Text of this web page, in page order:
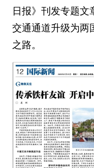
日报》刊发专题文
交通通道升级为两
之路。